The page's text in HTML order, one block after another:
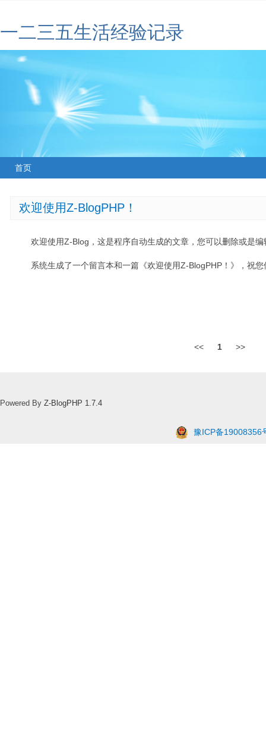
一二三五生活经验记录
首页
欢迎使用Z-BlogPHP！
欢迎使用Z-Blog，这是程序自动生成的文章，您可以删除或是编
系统生成了一个留言本和一篇《欢迎使用Z-BlogPHP！》，祝
<< 1 >>
Powered By Z-BlogPHP 1.7.4
豫ICP备19008356